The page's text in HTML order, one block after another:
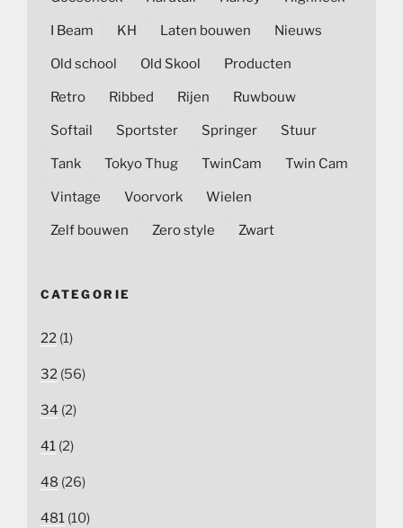
I Beam KH Laten bouwen Nieuws
Old school Old Skool Producten
Retro Ribbed Rijen Ruwbouw
Softail Sportster Springer Stuur
Tank Tokyo Thug TwinCam Twin Cam
Vintage Voorvork Wielen
Zelf bouwen Zero style Zwart
CATEGORIE
22 (1)
32 (56)
34 (2)
41 (2)
48 (26)
481 (10)